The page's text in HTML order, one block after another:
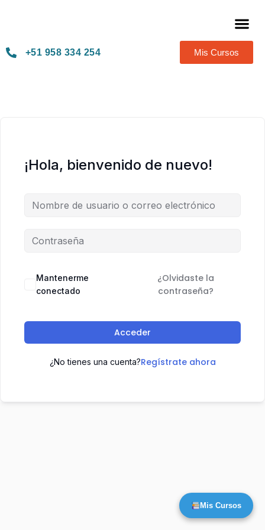
+51 958 334 254 Mis Cursos
¡Hola, bienvenido de nuevo!
Mantenerme
conectado
¿Olvidaste la
contraseña?
Acceder
¿No tienes una cuenta?Regístrate ahora
Mis Cursos